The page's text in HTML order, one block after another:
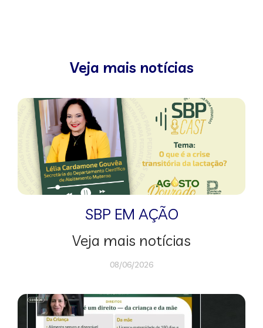
Veja mais notícias
SBP EM AÇÃO
Veja mais notícias
08/06/2026